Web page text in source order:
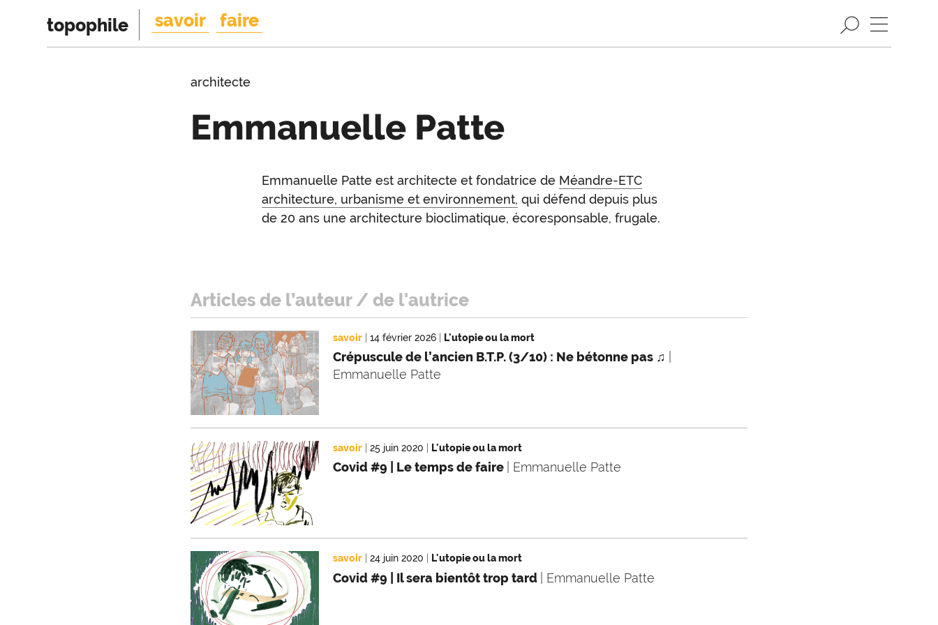
topophile savoir faire
architecte
Emmanuelle Patte
Introduction
Introduction
Emmanuelle Patte est architecte et fondatrice de Méandre-ETC
architecture, urbanisme et environnement, qui défend depuis plus
de 20 ans une architecture bioclimatique, écoresponsable, frugale.
Articles de l’auteur / de l'autrice
savoir |14 février 2026 L'utopie ou la mort
Crépuscule de l’ancien B.T.P. (3/10) : Ne bétonne pas ♫
Emmanuelle Patte
savoir |25 juin 2020 L'utopie ou la mort
Covid #9 | Le temps de faire | Emmanuelle Patte
savoir |24 juin 2020 L'utopie ou la mort
Covid #9 | Il sera bientôt trop tard | Emmanuelle Patte